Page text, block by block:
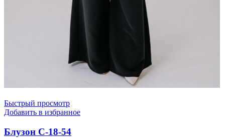
Быстрый просмотр
Добавить в избранное
Блузон С-18-54